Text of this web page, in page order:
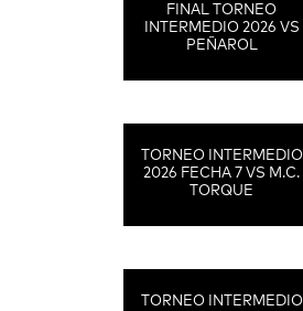
FINAL TORNEO
INTERMEDIO 2026 VS
PEÑAROL
TORNEO INTERMEDIO
2026 FECHA 7 VS M.C.
TORQUE
TORNEO INTERMEDIO